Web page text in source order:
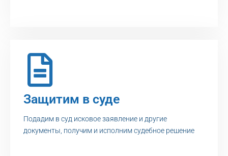
Защитим в суде
Подадим в суд исковое заявление и другие
документы, получим и исполним судебное решение